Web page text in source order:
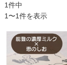
1件中
1〜1件を表示